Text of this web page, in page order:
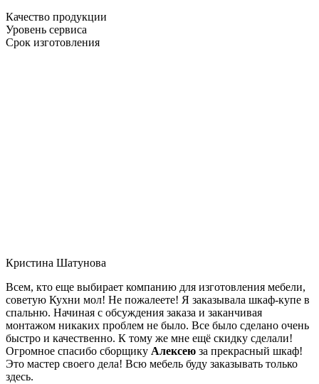
Качество продукции
Уровень сервиса
Срок изготовления
Кристина Шатунова
Всем, кто еще выбирает компанию для изготовления мебели,
советую Кухни мол! Не пожалеете! Я заказывала шкаф-купе в
спальню. Начиная с обсуждения заказа и заканчивая
монтажом никаких проблем не было. Все было сделано очень
быстро и качественно. К тому же мне ещё скидку сделали!
Огромное спасибо сборщику Алексею за прекрасный шкаф!
Это мастер своего дела! Всю мебель буду заказывать только
здесь.